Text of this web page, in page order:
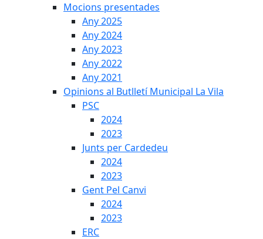
Mocions presentades
Any 2025
Any 2024
Any 2023
Any 2022
Any 2021
Opinions al Butlletí Municipal La Vila
PSC
2024
2023
Junts per Cardedeu
2024
2023
Gent Pel Canvi
2024
2023
ERC